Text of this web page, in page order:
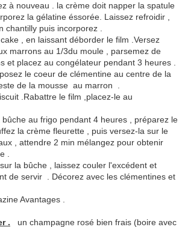
à nouveau . la crème doit napper la spatule
la gélatine éssorée. Laissez refroidir ,
chantilly puis incorporez .
, en laissant déborder le film .Versez
marrons au 1/3du moule , parsemez de
et placez au congélateur pendant 3 heures .
le coeur de clémentine au centre de la
de la mousse au marron .
.Rabattre le film ,placez-le au
bûche au frigo pendant 4 heures , préparez le
la crème fleurette , puis versez-la sur le
, attendre 2 min mélangez pour obtenir
.
la bûche , laissez couler l'excédent et
de servir . Décorez avec les clémentines et
Avantages .
. un champagne rosé bien frais (boire avec